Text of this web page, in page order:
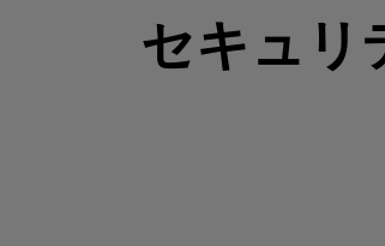
セキュリ